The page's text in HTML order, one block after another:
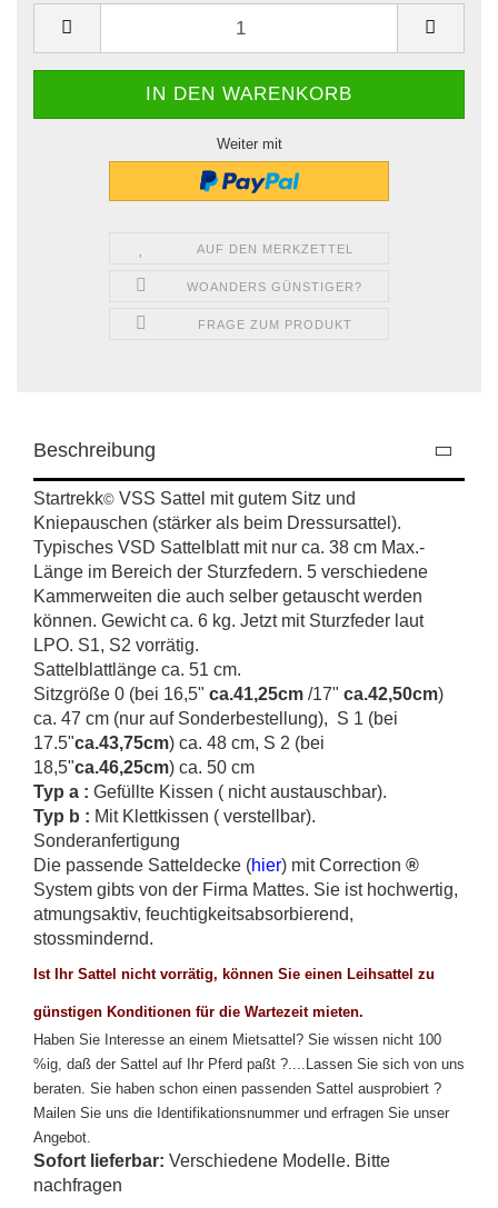
Weiter mit
AUF DEN MERKZETTEL
WOANDERS GÜNSTIGER?
FRAGE ZUM PRODUKT
Beschreibung
Startrekk© VSS Sattel mit gutem Sitz und
Kniepauschen (stärker als beim Dressursattel).
Typisches VSD Sattelblatt mit nur ca. 38 cm Max.-
Länge im Bereich der Sturzfedern. 5 verschiedene
Kammerweiten die auch selber getauscht werden
können. Gewicht ca. 6 kg. Jetzt mit Sturzfeder laut
LPO. S1, S2 vorrätig.
Sattelblattlänge ca. 51 cm.
Sitzgröße 0 (bei 16,5" ca.41,25cm /17" ca.42,50cm)
ca. 47 cm (nur auf Sonderbestellung), S 1 (bei
17.5"ca.43,75cm) ca. 48 cm, S 2 (bei
18,5"ca.46,25cm) ca. 50 cm
Typ a : Gefüllte Kissen ( nicht austauschbar).
Typ b : Mit Klettkissen ( verstellbar).
Sonderanfertigung
Die passende Satteldecke (hier) mit Correction ®
System gibts von der Firma Mattes. Sie ist hochwertig,
atmungsaktiv, feuchtigkeitsabsorbierend,
stossmindernd.
Ist Ihr Sattel nicht vorrätig, können Sie einen Leihsattel zu
günstigen Konditionen für die Wartezeit mieten.
Haben Sie Interesse an einem Mietsattel? Sie wissen nicht 100
%ig, daß der Sattel auf Ihr Pferd paßt ?....Lassen Sie sich von uns
beraten. Sie haben schon einen passenden Sattel ausprobiert ?
Mailen Sie uns die Identifikationsnummer und erfragen Sie unser
Angebot.
Sofort lieferbar: Verschiedene Modelle. Bitte
nachfragen